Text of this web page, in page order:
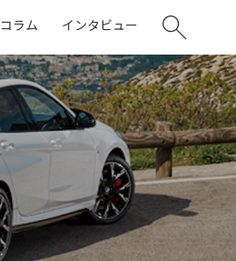
コラム インタビュー